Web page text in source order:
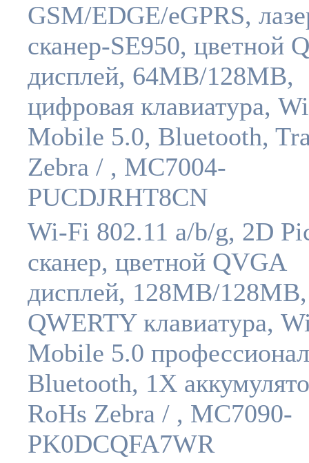
GSM/EDGE/eGPRS,
сканер-SE950, цветной
дисплей, 64MB/128MB,
цифровая клавиатура,
Mobile 5.0, Bluetooth,
Zebra / , MC7004-
PUCDJRHT8CN
Wi-Fi 802.11 a/b/g, 2D
сканер, цветной QVGA
дисплей, 128MB/128MB,
QWERTY клавиатура,
Mobile 5.0
Bluetooth, 1X
RoHs Zebra / , MC7090-
PK0DCQFA7WR